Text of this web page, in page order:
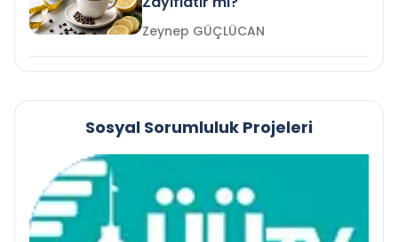
Zeynep GÜÇLÜCAN
Sosyal Sorumluluk Projeleri